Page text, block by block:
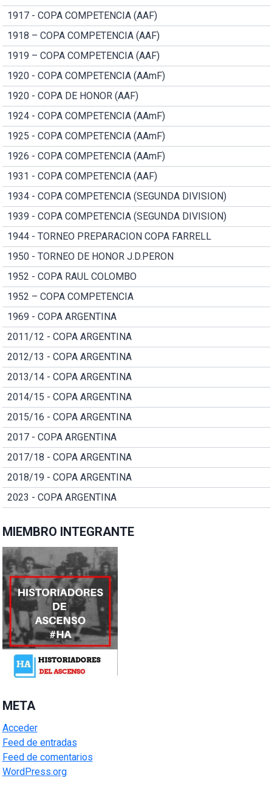
1917 - COPA COMPETENCIA (AAF)
1918 – COPA COMPETENCIA (AAF)
1919 – COPA COMPETENCIA (AAF)
1920 - COPA COMPETENCIA (AAmF)
1920 - COPA DE HONOR (AAF)
1924 - COPA COMPETENCIA (AAmF)
1925 - COPA COMPETENCIA (AAmF)
1926 - COPA COMPETENCIA (AAmF)
1931 - COPA COMPETENCIA (AAF)
1934 - COPA COMPETENCIA (SEGUNDA DIVISION)
1939 - COPA COMPETENCIA (SEGUNDA DIVISION)
1944 - TORNEO PREPARACION COPA FARRELL
1950 - TORNEO DE HONOR J.D.PERON
1952 - COPA RAUL COLOMBO
1952 – COPA COMPETENCIA
1969 - COPA ARGENTINA
2011/12 - COPA ARGENTINA
2012/13 - COPA ARGENTINA
2013/14 - COPA ARGENTINA
2014/15 - COPA ARGENTINA
2015/16 - COPA ARGENTINA
2017 - COPA ARGENTINA
2017/18 - COPA ARGENTINA
2018/19 - COPA ARGENTINA
2023 - COPA ARGENTINA
MIEMBRO INTEGRANTE
META
Acceder
Feed de entradas
Feed de comentarios
WordPress.org